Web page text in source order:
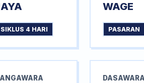
SIKLUS 4 HARI
WAGE
PASARAN
DASAWARA